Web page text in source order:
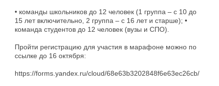
• команды школьников до 12 человек (1 группа – с 10 до
15 лет включительно, 2 группа – с 16 лет и старше); •
команда студентов до 12 человек (вузы и СПО).
Пройти регистрацию для участия в марафоне можно по
ссылке до 16 октября:
https://forms.yandex.ru/cloud/68e63b3202848f6e63ec26cb/